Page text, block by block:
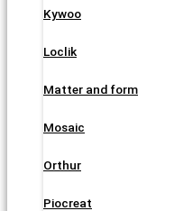
Kywoo
Loclik
Matter and form
Mosaic
Orthur
Piocreat